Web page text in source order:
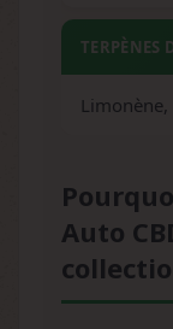
TERPÈNES
Auto